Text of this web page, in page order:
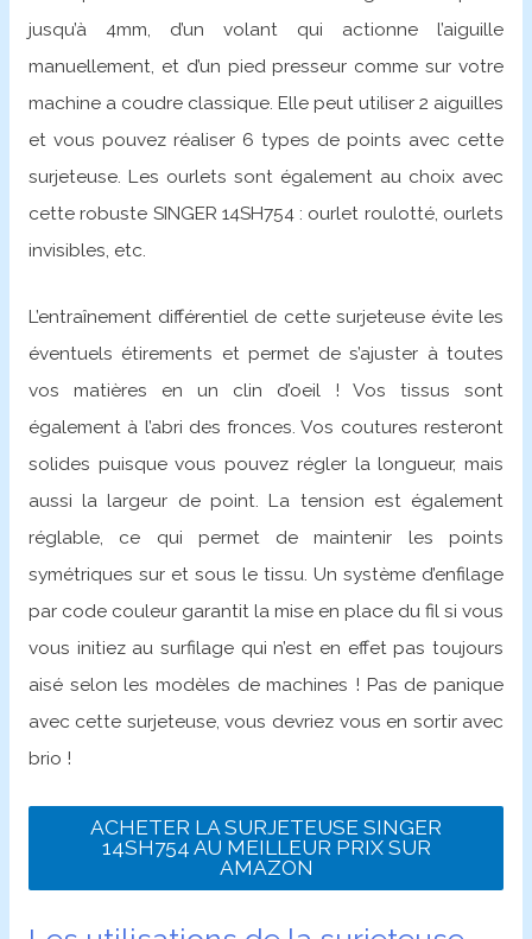
jusqu’à 4mm, d’un volant qui actionne l’aiguille
manuellement, et d’un pied presseur comme sur votre
machine a coudre classique. Elle peut utiliser 2 aiguilles
et vous pouvez réaliser 6 types de points avec cette
surjeteuse. Les ourlets sont également au choix avec
cette robuste SINGER 14SH754 : ourlet roulotté, ourlets
invisibles, etc.
L’entraînement différentiel de cette surjeteuse évite les
éventuels étirements et permet de s’ajuster à toutes
vos matières en un clin d’oeil ! Vos tissus sont
également à l’abri des fronces. Vos coutures resteront
solides puisque vous pouvez régler la longueur, mais
aussi la largeur de point. La tension est également
réglable, ce qui permet de maintenir les points
symétriques sur et sous le tissu. Un système d’enfilage
par code couleur garantit la mise en place du fil si vous
vous initiez au surfilage qui n’est en effet pas toujours
aisé selon les modèles de machines ! Pas de panique
avec cette surjeteuse, vous devriez vous en sortir avec
brio !
ACHETER LA SURJETEUSE SINGER
14SH754 AU MEILLEUR PRIX SUR
AMAZON